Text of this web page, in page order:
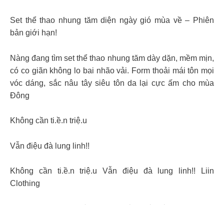
Set thể thao nhung tăm diện ngày gió mùa về – Phiên
bản giới hạn!
Nàng đang tìm set thể thao nhung tăm dày dặn, mềm mịn,
có co giãn không lo bai nhão vải. Form thoải mái tôn mọi
vóc dáng, sắc nâu tây siêu tôn da lại cực ấm cho mùa
Đông
Không cần ti.ề.n triệ.u
Vẫn điệu đà lung linh!!
Không cần ti.ề.n triệ.u Vẫn điệu đà lung linh!! Liin
Clothing